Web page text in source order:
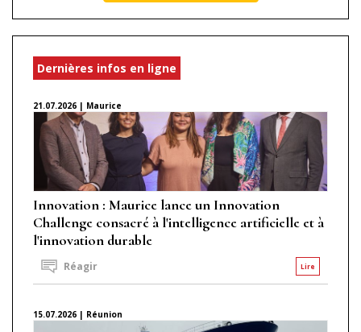
Dernières infos en ligne
21.07.2026 | Maurice
Innovation : Maurice lance un Innovation
Challenge consacré à l'intelligence artificielle et à
l'innovation durable
Lire
Réagir
15.07.2026 | Réunion